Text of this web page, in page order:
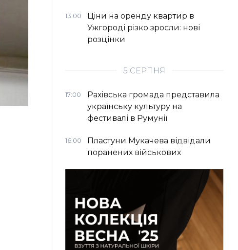
13:00
Ціни на оренду квартир в
Ужгороді різко зросли: нові
розцінки
5 СЕРПНЯ
17:00
Рахівська громада представила
українську культуру на
фестивалі в Румунії
16:00
Пластуни Мукачева відвідали
поранених військових